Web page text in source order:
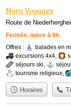
Nura Voyages
Route de
Fermée, ouvre à 9h
Offres : balades en
excursions 4x4,
séjours ski,
tourisme religieux,
Horaires